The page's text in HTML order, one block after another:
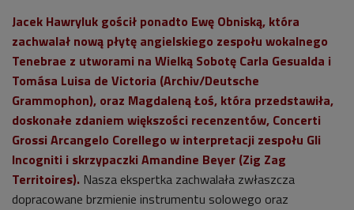
Jacek Hawryluk gościł ponadto Ewę Obniską, która
zachwalał nową płytę angielskiego zespołu wokalnego
Tenebrae z utworami na Wielką Sobotę Carla Gesualda i
Tomása Luisa de Victoria (Archiv/Deutsche
Grammophon), oraz Magdaleną Łoś, która przedstawiła,
doskonałe zdaniem większości recenzentów, Concerti
Grossi Arcangelo Corellego w interpretacji zespołu Gli
Incogniti i skrzypaczki Amandine Beyer (Zig Zag
Territoires). Nasza ekspertka zachwalała zwłaszcza
dopracowane brzmienie instrumentu solowego oraz